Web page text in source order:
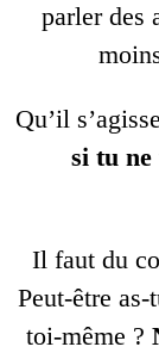
parler des
Qu’il
si tu ne
Il faut du
Peut-être
toi-même ?